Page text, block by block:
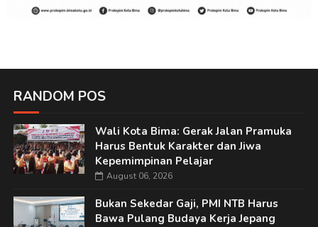
RANDOM POS
Wali Kota Bima: Gerak Jalan Pramuka
Harus Bentuk Karakter dan Jiwa
Kepemimpinan Pelajar
August 06, 2026
Bukan Sekedar Gaji, PMI NTB Harus
Bawa Pulang Budaya Kerja Jepang